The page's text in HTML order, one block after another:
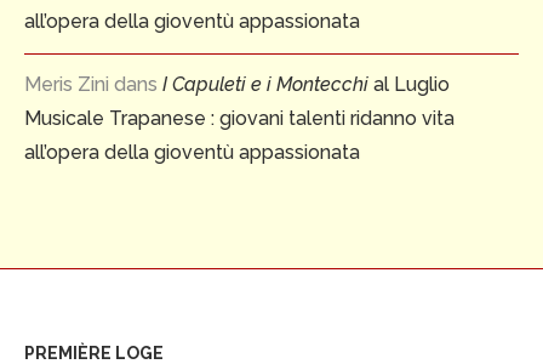
all’opera della gioventù appassionata
Meris Zini dans I Capuleti e i Montecchi al Luglio
Musicale Trapanese : giovani talenti ridanno vita
all’opera della gioventù appassionata
PREMIÈRE LOGE